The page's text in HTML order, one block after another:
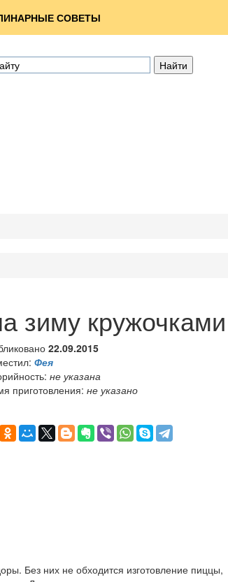
СОВЕТЫ
зиму кружочками
22.09.2015
Фея
не указана
приготовления: не указано
Без них не обходится изготовление пиццы,